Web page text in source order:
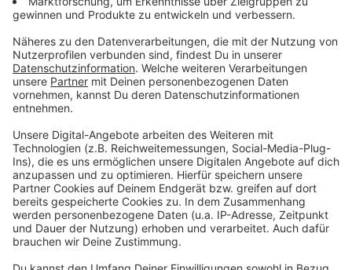
Anzeige
Anzeige
Feuerwehreinsatz an Sekundarschule Quettingen
Neue Regeln für die Leverkusener Seen
Neuer Radweg statt Trampelpfad in Opladen